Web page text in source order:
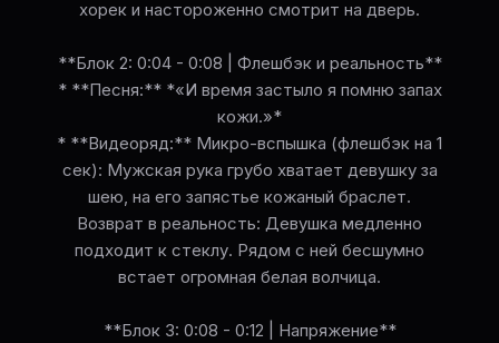
хорек и настороженно смотрит на дверь.
**Блок 2: 0:04 - 0:08 | Флешбэк и реальность**
* **Песня:** *«И время застыло я помню запах
кожи.»*
* **Видеоряд:** Микро-вспышка (флешбэк на 1
сек): Мужская рука грубо хватает девушку за
шею, на его запястье кожаный браслет.
Возврат в реальность: Девушка медленно
подходит к стеклу. Рядом с ней бесшумно
встает огромная белая волчица.
**Блок 3: 0:08 - 0:12 | Напряжение**